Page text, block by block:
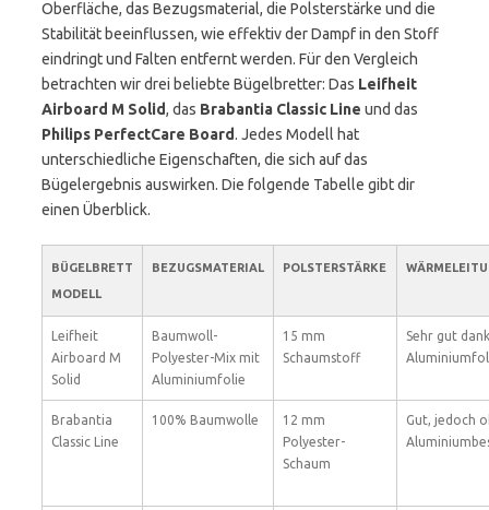
Oberfläche, das Bezugsmaterial, die Polsterstärke und die
Stabilität beeinflussen, wie effektiv der Dampf in den Stoff
eindringt und Falten entfernt werden. Für den Vergleich
betrachten wir drei beliebte Bügelbretter: Das Leifheit
Airboard M Solid, das Brabantia Classic Line und das
Philips PerfectCare Board. Jedes Modell hat
unterschiedliche Eigenschaften, die sich auf das
Bügelergebnis auswirken. Die folgende Tabelle gibt dir
einen Überblick.
BÜGELBRETT
MODELL
BEZUGSMATERIAL POLSTERSTÄRKE
Leifheit
Airboard M
Solid
Baumwoll-
Polyester-Mix mit
Aluminiumfolie
15 mm
Schaumstoff
Sehr gut dank
Brabantia
Classic Line
100% Baumwolle
12 mm
Polyester-
Schaum
Gut, jedoch